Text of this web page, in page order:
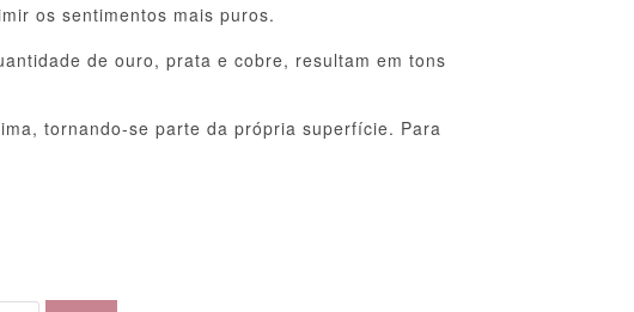
os sentimentos mais puros.
de ouro, prata e cobre, resultam em tons
tornando-se parte da própria superfície. Para